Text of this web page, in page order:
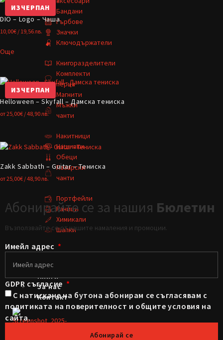
Бандани
Гърбове
Значки
Ключодържатели
Книгоразделители
Комплекти
перца
Магнити
Мъжки
чанти
Накитници
Нашивки
Обеци
Пазарски
чанти
Портфейли
Раници
Химикали
Шапки
Музика
Игри
Книги
За нас
Контакт
ИЗЧЕРПАН
DIO – Logo – Чаша
10,00€ / 19,56 лв.
Още
ИЗЧЕРПАН
Helloween – Skyfall – Дамска тениска
от25,00€ / 48,90 лв.
Zakk Sabbath – Guitar – Тениска
от25,00€ / 48,90 лв.
Абонирайте се за нашия Бюлетин
Възползвайте се от нашите намаления и промоции.
Имейл адрес
GDPR съгласие
С натискане на бутона абонирам се съгласявам с
политиката на поверителност и общите условия на
сайта.
Абонирай се